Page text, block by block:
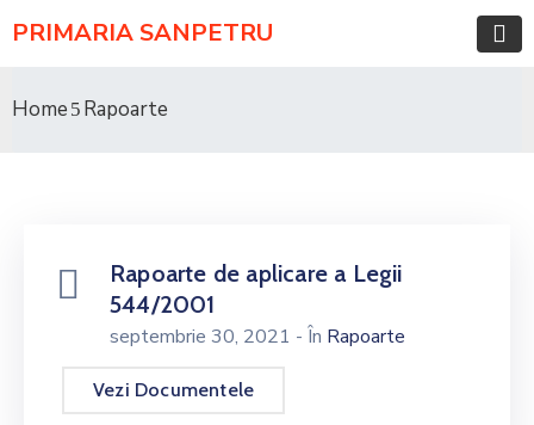
PRIMARIA SANPETRU
Home Rapoarte
Rapoarte de aplicare a Legii
544/2001
septembrie 30, 2021 - În Rapoarte
Vezi Documentele